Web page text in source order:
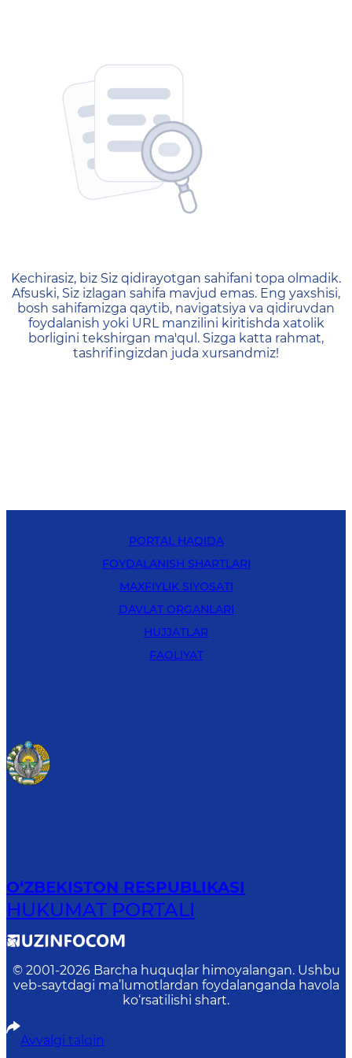
404 — Страница не
Kechirasiz, biz Siz qidirayotgan sahifani topa olmadik.
Afsuski, Siz izlagan sahifa mavjud emas. Eng yaxshisi,
bosh sahifamizga qaytib, navigatsiya va qidiruvdan
foydalanish yoki URL manzilini kiritishda xatolik
borligini tekshirgan ma'qul. Sizga katta rahmat,
tashrifingizdan juda xursandmiz!
PORTAL HAQIDA
FOYDALANISH SHARTLARI
MAXFIYLIK SIYOSATI
DAVLAT ORGANLARI
HUJJATLAR
FAOLIYAT
O‘ZBEKISTON RESPUBLIKASI
HUKUMAT PORTALI
© 2001-2026 Barcha huquqlar himoyalangan. Ushbu
veb-saytdagi ma’lumotlardan foydalanganda havola
ko‘rsatilishi shart.
Avvalgi talqin